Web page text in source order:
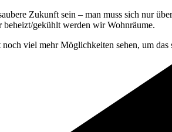
Zukunft sein – man muss sich nur
gekühlt werden wir Wohnräume.
viel mehr Möglichkeiten sehen, um